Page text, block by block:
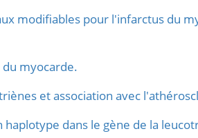
modifiables pour l'infarctus du
myocarde.
et association avec
dans le gène de la